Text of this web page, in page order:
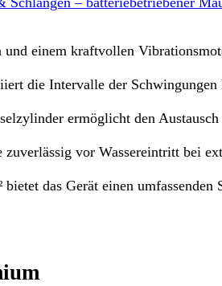
einem kraftvollen
die Intervalle der
ermöglicht den Austausch
vor Wassereintritt bei
das Gerät einen umfassenden